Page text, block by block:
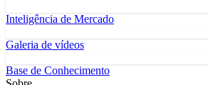
Inteligência de Mercado
Galeria de vídeos
Base de Conhecimento